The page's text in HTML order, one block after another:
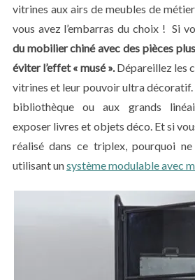
vitrines aux airs de meubles de
vous avez l’embarras du choix ! Si
du mobilier chiné avec des pièces
éviter l’effet « musé ».Dépareillez les
vitrines et leur pouvoir ultra décoratif.
bibliothèque ou aux grands
exposer livres et objets déco. Et si
réalisé dans ce triplex, pourquoi
utilisant unsystème modulable avec